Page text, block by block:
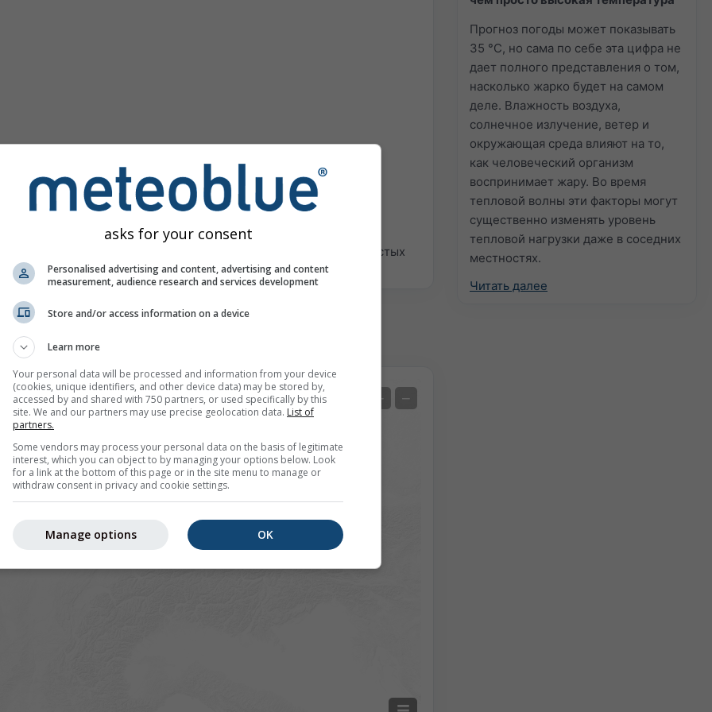
Прогноз погоды может показывать
35 °C, но сама по себе эта цифра не
дает полного представления о том,
насколько жарко будет на самом
деле. Влажность воздуха,
солнечное излучение, ветер и
окружающая среда влияют на то,
как человеческий организм
воспринимает жару. Во время
тепловой волны эти факторы могут
существенно изменять уровень
тепловой нагрузки даже в соседних
местностях.
Читать далее
для Сьон предоставляет всю информацию о погоде в 3 простых
Швейцария
+ −
asks for your consent
Personalised advertising and content, advertising and content
measurement, audience research and services development
Store and/or access information on a device
Learn more
Your personal data will be processed and information from your device
(cookies, unique identifiers, and other device data) may be stored by,
accessed by and shared with 750 partners, or used specifically by this
site. We and our partners may use precise geolocation data. List of
partners.
Some vendors may process your personal data on the basis of legitimate
interest, which you can object to by managing your options below. Look
for a link at the bottom of this page or in the site menu to manage or
withdraw consent in privacy and cookie settings.
OK
Manage options